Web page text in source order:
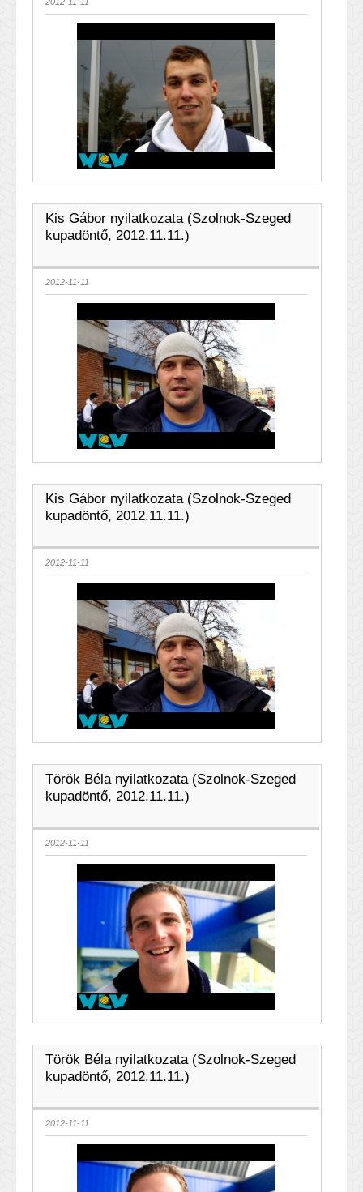
Kis Gábor nyilatkozata (Szolnok-Szeged
kupadöntő, 2012.11.11.)
2012-11-11
Kis Gábor nyilatkozata (Szolnok-Szeged
kupadöntő, 2012.11.11.)
2012-11-11
Török Béla nyilatkozata (Szolnok-Szeged
kupadöntő, 2012.11.11.)
2012-11-11
Török Béla nyilatkozata (Szolnok-Szeged
kupadöntő, 2012.11.11.)
2012-11-11